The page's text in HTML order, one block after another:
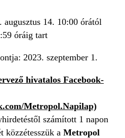
augusztus 14. 10:00 órától
óráig tart
2023. szeptember 1.
hivatalos Facebook-
Metropol.Napilap)
számított 1 napon
közzétesszük a Metropol